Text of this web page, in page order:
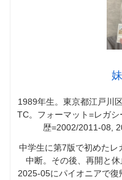
1989年生。東京都江戸川
TC。フォーマット=レガ
歴=2002/2011-08,
中学生に第7版で初めたレ
中断。その後、再開と
2025-05にパイオニアで